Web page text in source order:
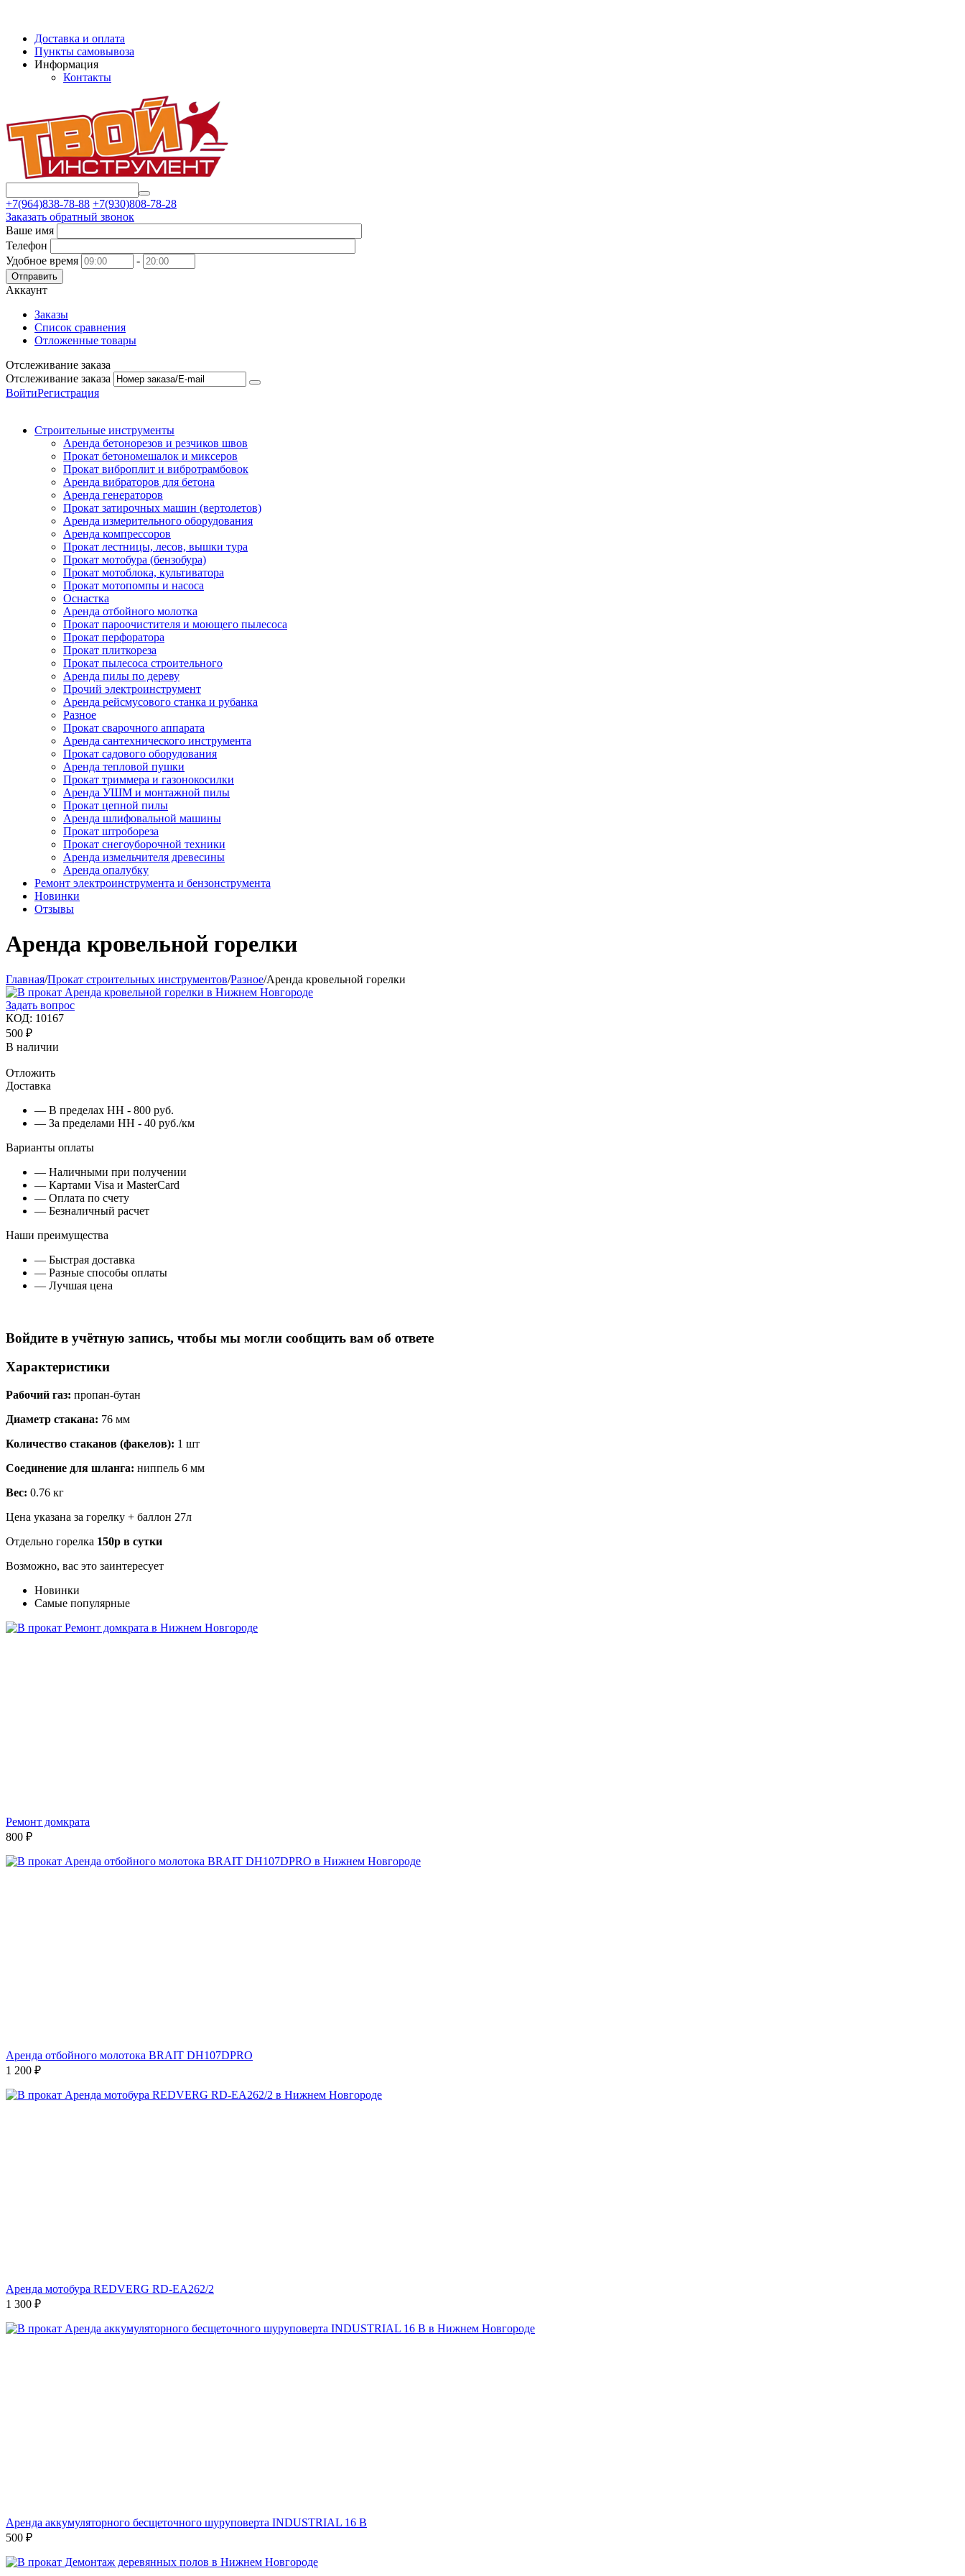
Доставка и оплата
Пункты самовывоза
Информация
Контакты
+7(964)838-78-88 +7(930)808-78-28
Заказать обратный звонок
Ваше имя
Телефон
Удобное время
-
Отправить
Аккаунт
Заказы
Список сравнения
Отложенные товары
Отслеживание заказа
Отслеживание заказа
ВойтиРегистрация
Строительные инструменты
Аренда бетонорезов и резчиков швов
Прокат бетономешалок и миксеров
Прокат виброплит и вибротрамбовок
Аренда вибраторов для бетона
Аренда генераторов
Прокат затирочных машин (вертолетов)
Аренда измерительного оборудования
Аренда компрессоров
Прокат лестницы, лесов, вышки тура
Прокат мотобура (бензобура)
Прокат мотоблока, культиватора
Прокат мотопомпы и насоса
Оснастка
Аренда отбойного молотка
Прокат пароочистителя и моющего пылесоса
Прокат перфоратора
Прокат плиткореза
Прокат пылесоса строительного
Аренда пилы по дереву
Прочий электроинструмент
Аренда рейсмусового станка и рубанка
Разное
Прокат сварочного аппарата
Аренда сантехнического инструмента
Прокат садового оборудования
Аренда тепловой пушки
Прокат триммера и газонокосилки
Аренда УШМ и монтажной пилы
Прокат цепной пилы
Аренда шлифовальной машины
Прокат штробореза
Прокат снегоуборочной техники
Аренда измельчителя древесины
Аренда опалубку
Ремонт электроинструмента и бензонструмента
Новинки
Отзывы
Аренда кровельной горелки
Главная/Прокат строительных инструментов/Разное/Аренда кровельной горелки
Задать вопрос
КОД: 10167
500 ₽
В наличии
Отложить
Доставка
— В пределах НН - 800 руб.
— За пределами НН - 40 руб./км
Варианты оплаты
— Наличными при получении
— Картами Visa и MasterCard
— Оплата по счету
— Безналичный расчет
Наши преимущества
— Быстрая доставка
— Разные способы оплаты
— Лучшая цена
Войдите в учётную запись, чтобы мы могли сообщить вам об ответе
Характеристики
Рабочий газ: пропан-бутан
Диаметр стакана: 76 мм
Количество стаканов (факелов): 1 шт
Соединение для шланга: ниппель 6 мм
Вес: 0.76 кг
Цена указана за горелку + баллон 27л
Отдельно горелка 150р в сутки
Возможно, вас это заинтересует
Новинки
Самые популярные
Ремонт домкрата
800 ₽
Аренда отбойного молотока BRAIT DH107DPRO
1 200 ₽
Аренда мотобура REDVERG RD-EA262/2
1 300 ₽
Аренда аккумуляторного бесщеточного шуруповерта INDUSTRIAL 16 В
500 ₽